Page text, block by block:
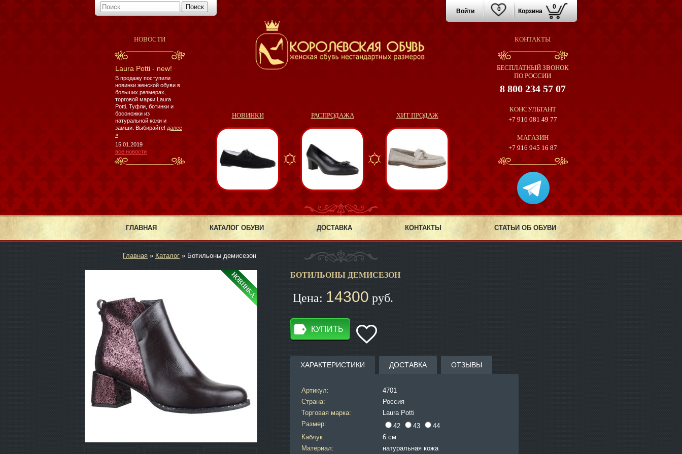
Корзина
0
0
Войти
НОВОСТИ
Laura Potti - new!
В продажу поступили
новинки женской обуви в
больших размерах,
торговой марки Laura
Potti. Туфли, ботинки и
босоножки из
натуральной кожи и
замши. Выбирайте! далее
»
15.01.2019
все новости
КОНТАКТЫ
БЕСПЛАТНЫЙ ЗВОНОК
ПО РОССИИ
8 800 234 57 07
КОНСУЛЬТАНТ
+7 916 081 49 77
МАГАЗИН
+7 916 945 16 87
НОВИНКИ РАСПРОДАЖА ХИТ ПРОДАЖ
ГЛАВНАЯ КАТАЛОГ ОБУВИ ДОСТАВКА КОНТАКТЫ СТАТЬИ ОБ ОБУВИ
Главная » Каталог » Ботильоны демисезон
БОТИЛЬОНЫ ДЕМИСЕЗОН
Цена: 14300 руб.
КУПИТЬ
ХАРАКТЕРИСТИКИ ДОСТАВКА ОТЗЫВЫ
Артикул:
4701
Страна:
Россия
Торговая марка:
Laura Potti
Размер:
42 43
44
Каблук:
6 см
Материал:
натуральная кожа